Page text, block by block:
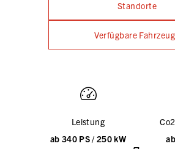
Leistung
ab 340 PS / 250 kW
Standorte
Verfügbare